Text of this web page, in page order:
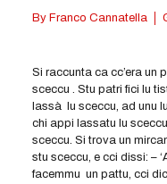
ByFranco Cannatella
Si raccunta ca cc’era un
sceccu . Stu patri fici lu
lassà lu sceccu, ad unu
chi appi lassatu lu
sceccu. Si trova un
stu sceccu, e cci dissi: –
facemmu un pattu, cci